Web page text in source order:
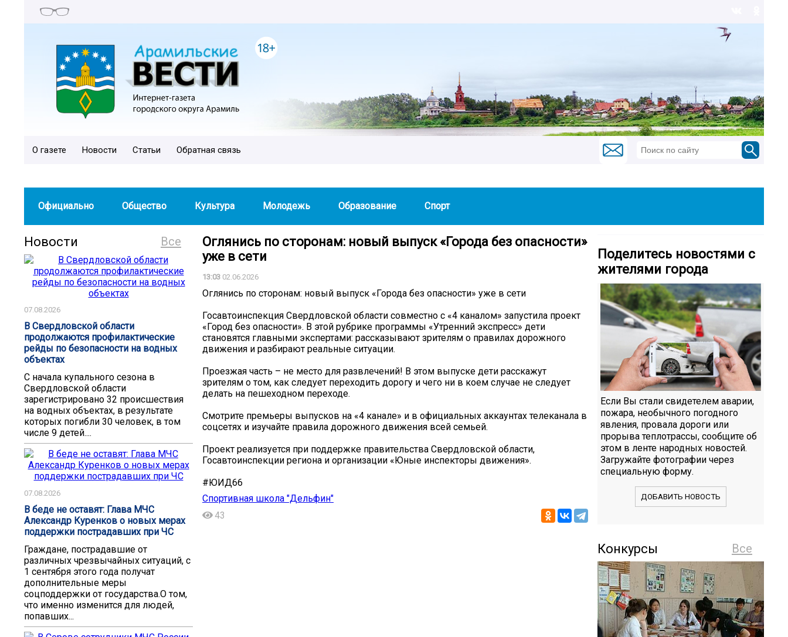
О газете Новости Статьи Обратная связь
Официально Общество Культура Молодежь Образование Спорт
Все
Новости
07.08.2026
В Свердловской области
продолжаются профилактические
рейды по безопасности на водных
объектах
С начала купального сезона в
Свердловской области
зарегистрировано 32 происшествия
на водных объектах, в результате
которых погибли 30 человек, в том
числе 9 детей....
07.08.2026
В беде не оставят: Глава МЧС
Александр Куренков о новых мерах
поддержки пострадавших при ЧС
Граждане, пострадавшие от
различных чрезвычайных ситуаций, с
1 сентября этого года получат
дополнительные меры
соцподдержки от государства.О том,
что именно изменится для людей,
попавших...
Оглянись по сторонам: новый выпуск «Города без опасности»
уже в сети
13:03 02.06.2026
Оглянись по сторонам: новый выпуск «Города без опасности» уже в сети
Госавтоинспекция Свердловской области совместно с «4 каналом» запустила проект
«Город без опасности». В этой рубрике программы «Утренний экспресс» дети
становятся главными экспертами: рассказывают зрителям о правилах дорожного
движения и разбирают реальные ситуации.
Проезжая часть – не место для развлечений! В этом выпуске дети расскажут
зрителям о том, как следует переходить дорогу и чего ни в коем случае не следует
делать на пешеходном переходе.
Смотрите премьеры выпусков на «4 канале» и в официальных аккаунтах телеканала в
соцсетях и изучайте правила дорожного движения всей семьей.
Проект реализуется при поддержке правительства Свердловской области,
Госавтоинспекции региона и организации «Юные инспекторы движения».
#ЮИД66
Спортивная школа "Дельфин"
43
Поделитесь новостями с
жителями города
Если Вы стали свидетелем аварии,
пожара, необычного погодного
явления, провала дороги или
прорыва теплотрассы, сообщите об
этом в ленте народных новостей.
Загружайте фотографии через
специальную форму.
ДОБАВИТЬ НОВОСТЬ
Все
Конкурсы